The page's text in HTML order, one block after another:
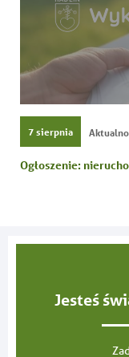
7 sierpnia
Ogłoszenie:
Jesteś